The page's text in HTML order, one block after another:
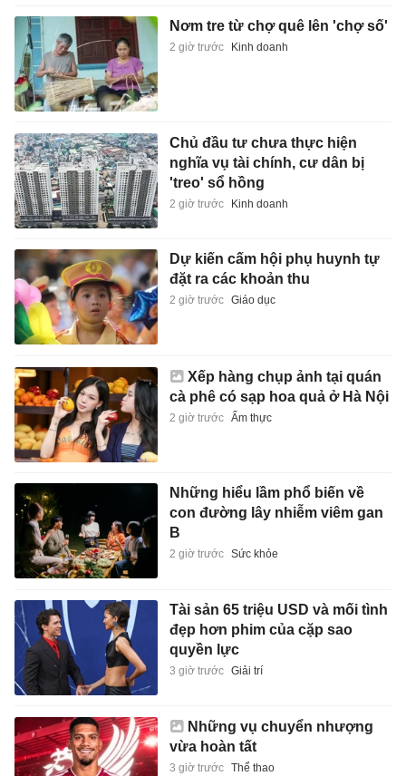
Nơm tre từ chợ quê lên 'chợ số'
2 giờ trước Kinh doanh
Chủ đầu tư chưa thực hiện
nghĩa vụ tài chính, cư dân bị
'treo' sổ hồng
2 giờ trước Kinh doanh
Dự kiến cấm hội phụ huynh tự
đặt ra các khoản thu
2 giờ trước Giáo dục
Xếp hàng chụp ảnh tại quán
cà phê có sạp hoa quả ở Hà Nội
2 giờ trước Ẩm thực
Những hiểu lầm phổ biến về
con đường lây nhiễm viêm gan
B
2 giờ trước Sức khỏe
Tài sản 65 triệu USD và mối tình
đẹp hơn phim của cặp sao
quyền lực
3 giờ trước Giải trí
Những vụ chuyển nhượng
vừa hoàn tất
3 giờ trước Thể thao